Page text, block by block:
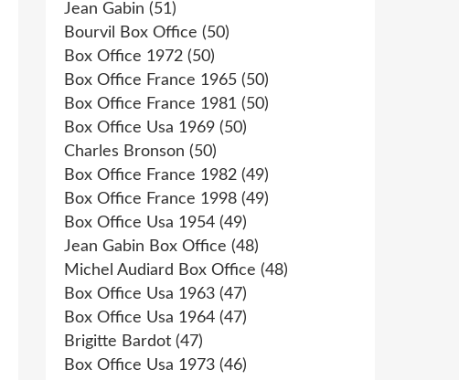
Jean Gabin (51)
Bourvil Box Office (50)
Box Office 1972 (50)
Box Office France 1965 (50)
Box Office France 1981 (50)
Box Office Usa 1969 (50)
Charles Bronson (50)
Box Office France 1982 (49)
Box Office France 1998 (49)
Box Office Usa 1954 (49)
Jean Gabin Box Office (48)
Michel Audiard Box Office (48)
Box Office Usa 1963 (47)
Box Office Usa 1964 (47)
Brigitte Bardot (47)
Box Office Usa 1973 (46)